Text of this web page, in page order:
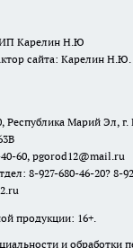
Карелин Н.Ю
сайта: Карелин Н.Ю.
Республика Марий Эл,
60, pgorod12@mail.ru
8-927-680-46-20? 8-
продукции: 16+.
и обработки